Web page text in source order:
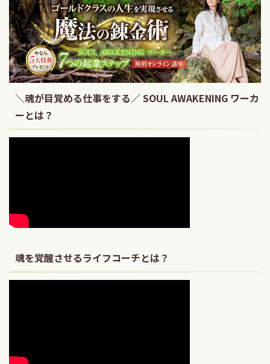
＼魂が目覚める仕事をする／ SOUL AWAKENING ワーカ
ーとは？
魂を覚醒させるライフコーチとは？